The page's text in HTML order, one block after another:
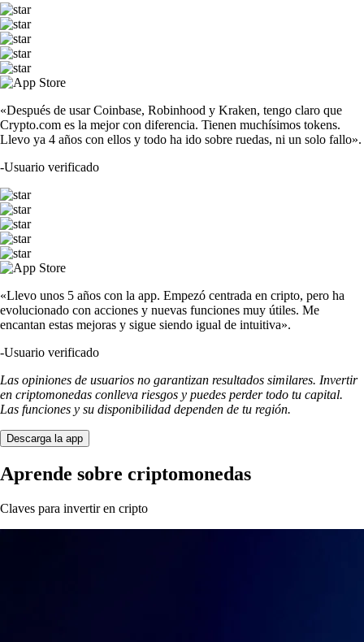
«Después de usar Coinbase, Robinhood y Kraken, tengo claro que
Crypto.com es la mejor con diferencia. Tienen muchísimos tokens.
Llevo ya 4 años con ellos y todo ha ido sobre ruedas, ni un solo fallo».
-Usuario verificado
«Llevo unos 5 años con la app. Empezó centrada en cripto, pero ha
evolucionado con acciones y nuevas funciones muy útiles. Me
encantan estas mejoras y sigue siendo igual de intuitiva».
-Usuario verificado
Las opiniones de usuarios no garantizan resultados similares. Invertir
en criptomonedas conlleva riesgos y puedes perder todo tu capital.
Las funciones y su disponibilidad dependen de tu región.
Descarga la app
Aprende sobre criptomonedas
Claves para invertir en cripto